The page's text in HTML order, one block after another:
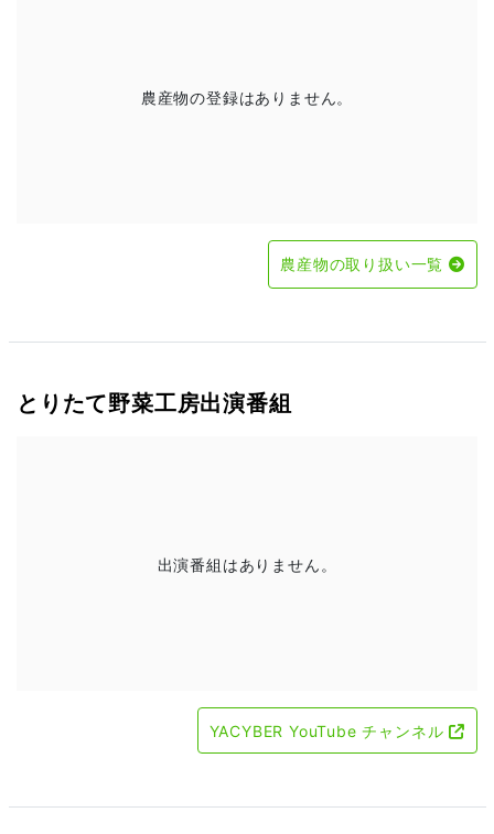
農産物の登録はありません。
農産物の取り扱い一覧
とりたて野菜工房出演番組
出演番組はありません。
YACYBER YouTube チャンネル